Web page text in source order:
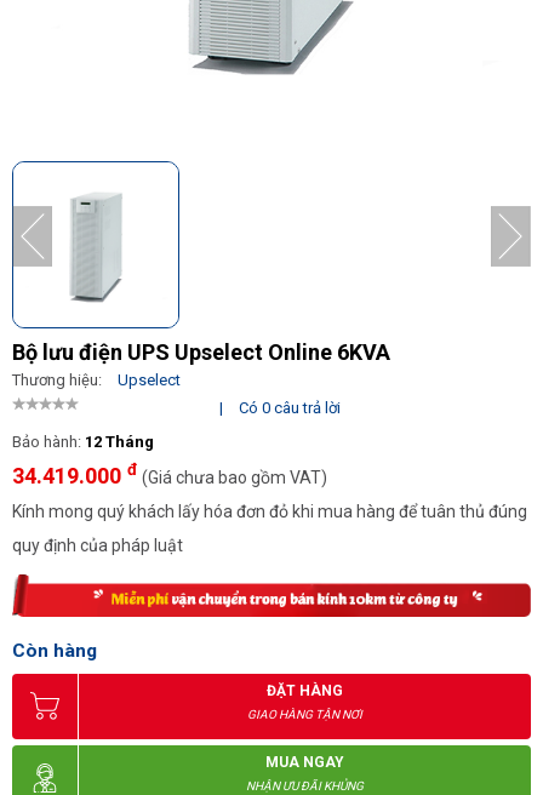
Bộ lưu điện UPS Upselect Online 6KVA
Thương hiệu:
Upselect
|
Có 0 câu trả lời
Bảo hành: 12 Tháng
34.419.000 đ (Giá chưa bao gồm VAT)
Kính mong quý khách lấy hóa đơn đỏ khi mua hàng để tuân thủ đúng
quy định của pháp luật
Còn hàng
ĐẶT HÀNG
GIAO HÀNG TẬN NƠI
MUA NGAY
NHẬN ƯU ĐÃI KHỦNG